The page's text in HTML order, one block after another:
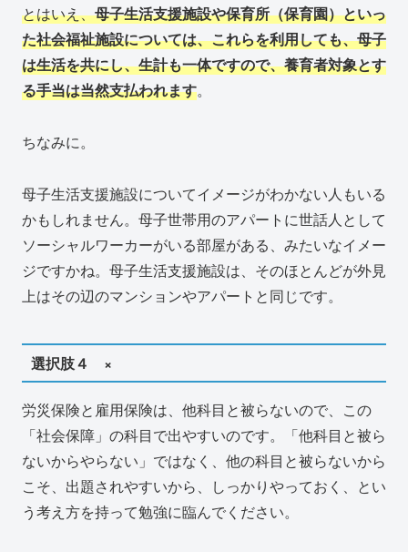
とはいえ、母子生活支援施設や保育所（保育園）といっ
た社会福祉施設については、これらを利用しても、母子
は生活を共にし、生計も一体ですので、養育者対象とす
る手当は当然支払われます。
ちなみに。
母子生活支援施設についてイメージがわかない人もいる
かもしれません。母子世帯用のアパートに世話人として
ソーシャルワーカーがいる部屋がある、みたいなイメー
ジですかね。母子生活支援施設は、そのほとんどが外見
上はその辺のマンションやアパートと同じです。
選択肢４ ×
労災保険と雇用保険は、他科目と被らないので、この
「社会保障」の科目で出やすいのです。「他科目と被ら
ないからやらない」ではなく、他の科目と被らないから
こそ、出題されやすいから、しっかりやっておく、とい
う考え方を持って勉強に臨んでください。